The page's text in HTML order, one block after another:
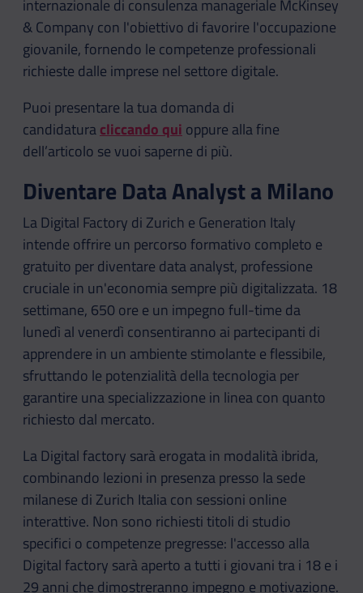
internazionale di consulenza manageriale McKinsey
& Company con l'obiettivo di favorire l'occupazione
giovanile, fornendo le competenze professionali
richieste dalle imprese nel settore digitale.
Puoi presentare la tua domanda di
candidaturacliccando qui oppure alla fine
dell’articolo se vuoi saperne di più.
Diventare Data Analyst a Milano
La Digital Factory di Zurich e Generation Italy
intende offrire un percorso formativo completo e
gratuito per diventare data analyst, professione
cruciale in un'economia sempre più digitalizzata. 18
settimane, 650 ore e un impegno full-time da
lunedì al venerdì consentiranno ai partecipanti di
apprendere in un ambiente stimolante e flessibile,
sfruttando le potenzialità della tecnologia per
garantire una specializzazione in linea con quanto
richiesto dal mercato.
La Digital factory sarà erogata in modalità ibrida,
combinando lezioni in presenza presso la sede
milanese di Zurich Italia con sessioni online
interattive. Non sono richiesti titoli di studio
specifici o competenze pregresse: l'accesso alla
Digital factory sarà aperto a tutti i giovani tra i 18 e i
29 anni che dimostreranno impegno e motivazione.